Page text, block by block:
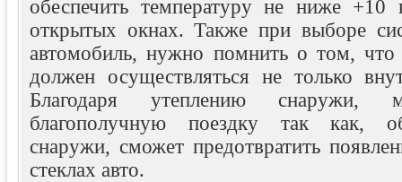
обеспечить температуру не ниже +10
открытых окнах. Также при выборе
автомобиль, нужно помнить о том, что
должен осуществляться не только
Благодаря утеплению снаружи,
благополучную поездку так как,
снаружи, сможет предотвратить
стеклах авто.